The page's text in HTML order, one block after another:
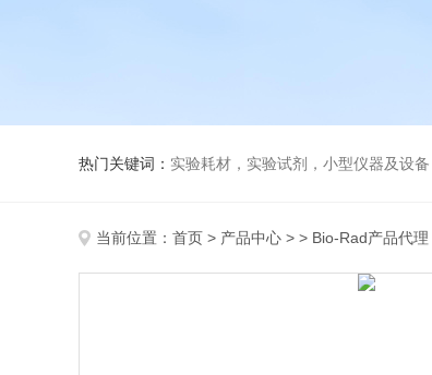
热门关键词： 实验耗材，实验试剂，小型仪器及设备
当前位置： 首页 > 产品中心 > > Bio-Rad产品代理